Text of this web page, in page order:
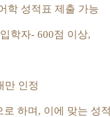
학 성적표 제출 가능
학자- 600점 이상,
만 인정
로 하며 , 이에 맞는 성